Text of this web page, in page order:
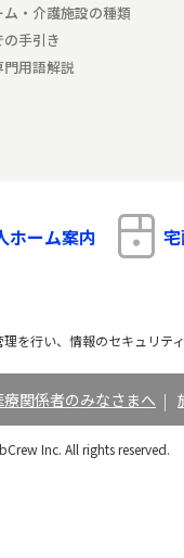
・介護施設の種類
手引き
門用語解説
ホーム案内
を行い、情報のセキュリティ
療関係者のみなさまへ ｜
Inc. All rights reserved.